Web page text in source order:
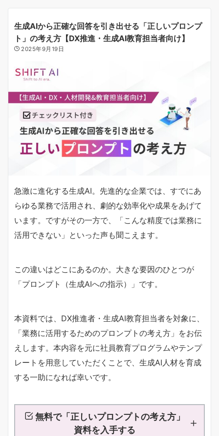
生成AIから正確な回答を引き出せる「正しいプロンプ
ト」の考え方【DX推進・生成AI教育担当者向け】
2025年9月19日
急激に進化する生成AI。先進的な企業では、すでにあ
らゆる業務で活用され、劇的な効率化や成果をあげて
います。ですがその一方で、「こんな精度では業務に
活用できない」といった声も聞こえます。
この違いはどこにあるのか。大きな要因のひとつが
「プロンプト（生成AIへの指示）」です。
本資料では、DX推進者・生成AI教育担当者を対象に、
「業務に活用するためのプロンプトの考え方」をお伝
えします。本内容を元に社員教育プログラムやテンプ
レートを用意していただくことで、生成AI人材を育成
する一助になれば幸いです。
無料で「正しいプロンプトの考え方」
資料を入手する